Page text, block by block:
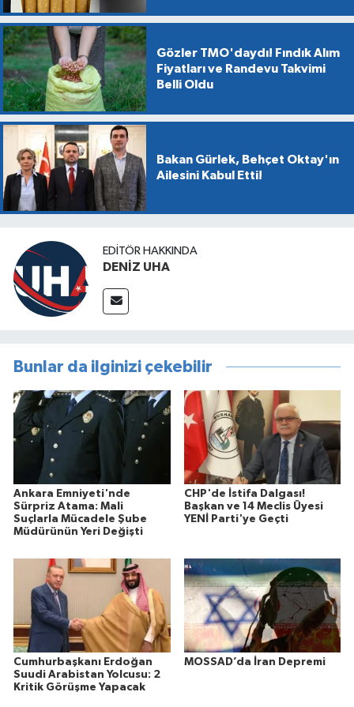
Gözler TMO'daydı! Fındık Alım
Fiyatları ve Randevu Takvimi
Belli Oldu
Bakan Gürlek, Behçet Oktay'ın
Ailesini Kabul Etti!
EDITÖR HAKKINDA
DENİZ UHA
Bunlar da ilginizi çekebilir
Ankara Emniyeti'nde
Sürpriz Atama: Mali
Suçlarla Mücadele Şube
Müdürünün Yeri Değişti
CHP'de İstifa Dalgası!
Başkan ve 14 Meclis Üyesi
YENİ Parti'ye Geçti
Cumhurbaşkanı Erdoğan
Suudi Arabistan Yolcusu: 2
Kritik Görüşme Yapacak
MOSSAD’da İran Depremi